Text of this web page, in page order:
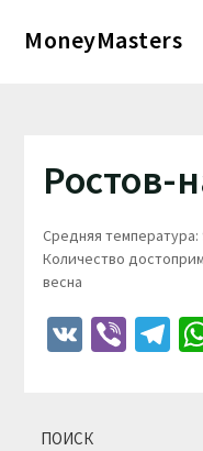
MoneyMasters
Ростов-
Средняя температура:
Количество
весна
VKViber
ПОИСК